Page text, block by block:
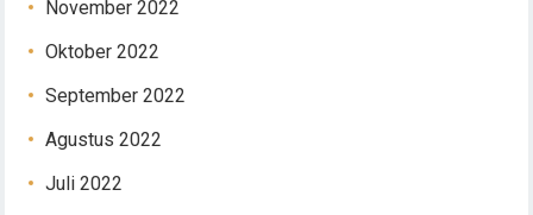
November 2022
Oktober 2022
September 2022
Agustus 2022
Juli 2022